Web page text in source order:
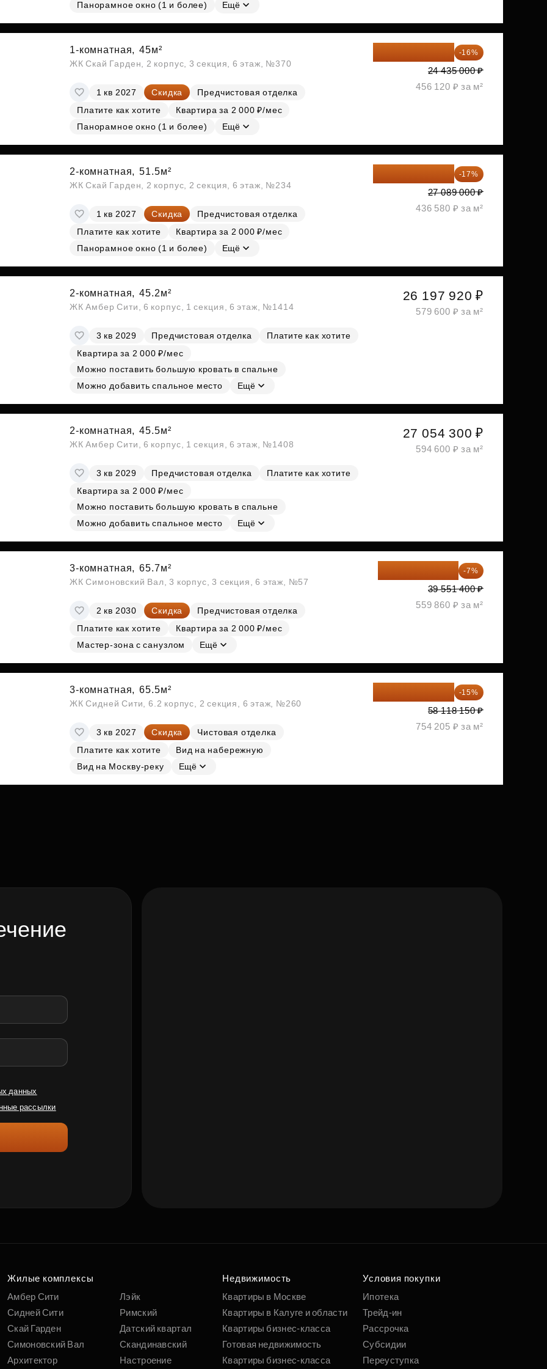
СубсидииПанорамное окно (1 и более)
Ещё
1-комнатная, 45м²
ЖК Скай Гарден, 2 корпус, 3 секция, 6 этаж, №370
1 кв 2027 Скидка
Предчистовая отделка
Платите как хотите
Квартира за 2 000 ₽/мес
Панорамное окно (1 и более)
Ещё
-16%
24 435 000 ₽
456 120 ₽ за м²
2-комнатная, 51.5м²
ЖК Скай Гарден, 2 корпус, 2 секция, 6 этаж, №234
1 кв 2027 Скидка
Предчистовая отделка
Платите как хотите
Квартира за 2 000 ₽/мес
Панорамное окно (1 и более)
Ещё
-17%
27 089 000 ₽
436 580 ₽ за м²
2-комнатная, 45.2м²
ЖК Амбер Сити, 6 корпус, 1 секция, 6 этаж, №1414
3 кв 2029 Предчистовая отделка
Платите как хотите
Квартира за 2 000 ₽/мес
Можно поставить большую кровать в спальне
Можно добавить спальное место
Ещё
26 197 920 ₽
579 600 ₽ за м²
2-комнатная, 45.5м²
ЖК Амбер Сити, 6 корпус, 1 секция, 6 этаж, №1408
3 кв 2029 Предчистовая отделка
Платите как хотите
Квартира за 2 000 ₽/мес
Можно поставить большую кровать в спальне
Можно добавить спальное место
Ещё
27 054 300 ₽
594 600 ₽ за м²
3-комнатная, 65.7м²
ЖК Симоновский Вал, 3 корпус, 3 секция, 6 этаж, №57
2 кв 2030 Скидка
Предчистовая отделка
Платите как хотите
Квартира за 2 000 ₽/мес
Мастер-зона с санузлом
Ещё
36 782 802 ₽ -7%
39 551 400 ₽
559 860 ₽ за м²
3-комнатная, 65.5м²
ЖК Сидней Сити, 6.2 корпус, 2 секция, 6 этаж, №260
3 кв 2027 Скидка
Чистовая отделка
Платите как хотите
Вид на набережную
Вид на Москву-реку
Ещё
-15%
58 118 150 ₽
754 205 ₽ за м²
данных
рассылки
Жилые комплексы
Амбер Сити
Сидней Сити
Скай Гарден
Симоновский Вал
Архитектор
Лэйк
Римский
Датский квартал
Скандинавский
Настроение
Недвижимость
Квартиры в Москве
Квартиры в Калуге и области
Квартиры бизнес-класса
Готовая недвижимость
Квартиры бизнес-класса
Условия покупки
Ипотека
Трейд-ин
Рассрочка
Субсидии
Переуступка